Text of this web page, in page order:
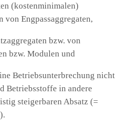
(kostenminimalen)
von Engpassaggregaten,
bzw. von
bzw. Modulen und
Betriebsunterbrechung nicht
Betriebsstoffe in andere
steigerbaren Absatz (=